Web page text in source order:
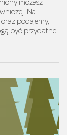
możesz
Na
podajemy,
być przydatne